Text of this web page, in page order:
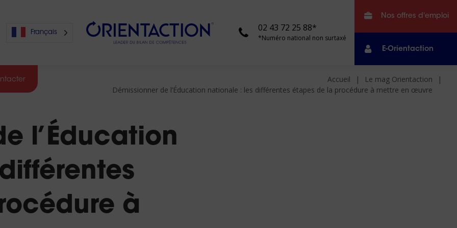
Français 02 43 72 25 88*
*Numéro national non surtaxé
Nos offres d'emploi
E-Orientaction
Accueil
Le mag Orientaction
Démissionner de l’Éducation nationale : les différentes étapes de la procédure à mettre en œuvre
l’Éducation
à